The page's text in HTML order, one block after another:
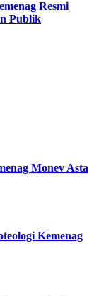
Resmi
Publik
Monev Asta
Kemenag